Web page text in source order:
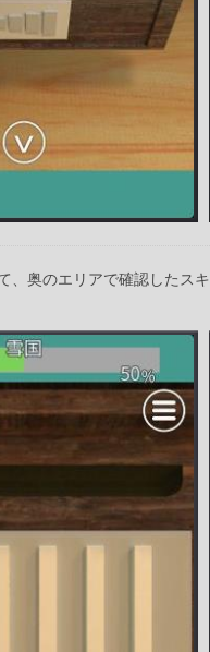
、奥のエリアで確認したス